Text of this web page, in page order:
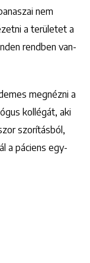
nem
a területet a
rendben van-
megnézni a
kollégát, aki
szorításból,
a páciens egy-